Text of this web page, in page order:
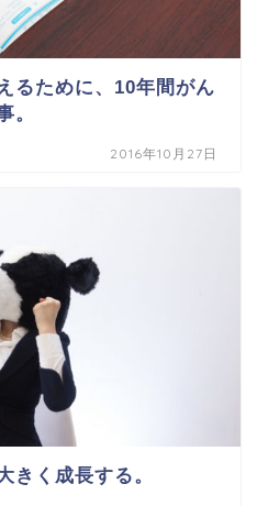
るために、10年間がん
。
2016年10月27日
きく成長する。